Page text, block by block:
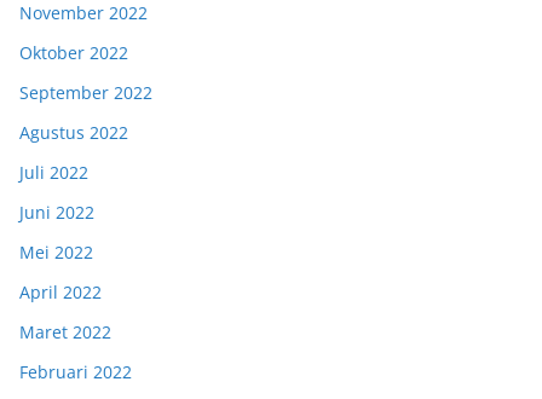
November 2022
Oktober 2022
September 2022
Agustus 2022
Juli 2022
Juni 2022
Mei 2022
April 2022
Maret 2022
Februari 2022